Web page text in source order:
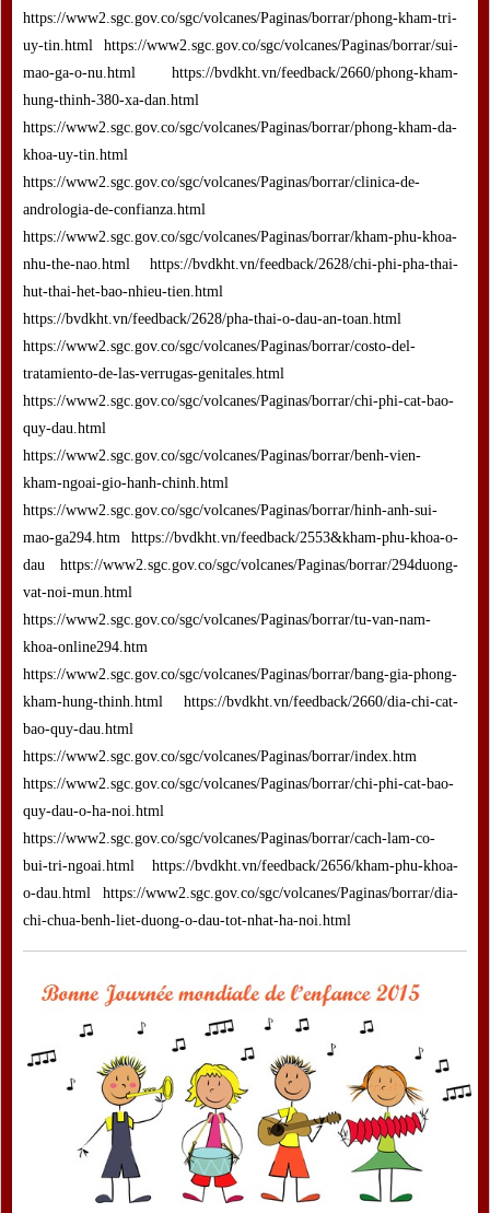
https://www2.sgc.gov.co/sgc/volcanes/Paginas/borrar/phong-kham-tri-
uy-tin.html https://www2.sgc.gov.co/sgc/volcanes/Paginas/borrar/sui-
mao-ga-o-nu.html https://bvdkht.vn/feedback/2660/phong-kham-
hung-thinh-380-xa-dan.html
https://www2.sgc.gov.co/sgc/volcanes/Paginas/borrar/phong-kham-da-
khoa-uy-tin.html
https://www2.sgc.gov.co/sgc/volcanes/Paginas/borrar/clinica-de-
andrologia-de-confianza.html
https://www2.sgc.gov.co/sgc/volcanes/Paginas/borrar/kham-phu-khoa-
nhu-the-nao.html https://bvdkht.vn/feedback/2628/chi-phi-pha-thai-
hut-thai-het-bao-nhieu-tien.html
https://bvdkht.vn/feedback/2628/pha-thai-o-dau-an-toan.html
https://www2.sgc.gov.co/sgc/volcanes/Paginas/borrar/costo-del-
tratamiento-de-las-verrugas-genitales.html
https://www2.sgc.gov.co/sgc/volcanes/Paginas/borrar/chi-phi-cat-bao-
quy-dau.html
https://www2.sgc.gov.co/sgc/volcanes/Paginas/borrar/benh-vien-
kham-ngoai-gio-hanh-chinh.html
https://www2.sgc.gov.co/sgc/volcanes/Paginas/borrar/hinh-anh-sui-
mao-ga294.htm https://bvdkht.vn/feedback/2553&kham-phu-khoa-o-
dau https://www2.sgc.gov.co/sgc/volcanes/Paginas/borrar/294duong-
vat-noi-mun.html
https://www2.sgc.gov.co/sgc/volcanes/Paginas/borrar/tu-van-nam-
khoa-online294.htm
https://www2.sgc.gov.co/sgc/volcanes/Paginas/borrar/bang-gia-phong-
kham-hung-thinh.html https://bvdkht.vn/feedback/2660/dia-chi-cat-
bao-quy-dau.html
https://www2.sgc.gov.co/sgc/volcanes/Paginas/borrar/index.htm
https://www2.sgc.gov.co/sgc/volcanes/Paginas/borrar/chi-phi-cat-bao-
quy-dau-o-ha-noi.html
https://www2.sgc.gov.co/sgc/volcanes/Paginas/borrar/cach-lam-co-
bui-tri-ngoai.html https://bvdkht.vn/feedback/2656/kham-phu-khoa-
o-dau.html https://www2.sgc.gov.co/sgc/volcanes/Paginas/borrar/dia-
chi-chua-benh-liet-duong-o-dau-tot-nhat-ha-noi.html